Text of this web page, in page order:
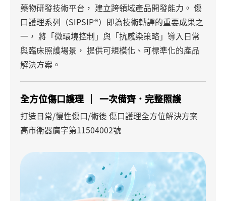
藥物研發技術平台， 建立跨領域產品開發能力。 傷
口護理系列（SIPSIP®）即為技術轉譯的重要成果之
一， 將「微環境控制」與「抗感染策略」導入日常
與臨床照護場景， 提供可規模化、可標準化的產品
解決方案。
全方位傷口護理 一次備齊．完整照護
打造日常/慢性傷口/術後 傷口護理全方位解決方案
高市衛器廣字第11504002號